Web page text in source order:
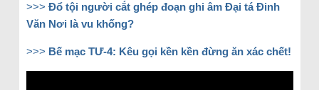
>>> Đổ tội người cắt ghép đoạn ghi âm Đại tá Đinh
Văn Nơi là vu khống?
>>> Bế mạc TƯ-4: Kêu gọi kền kền đừng ăn xác chết!